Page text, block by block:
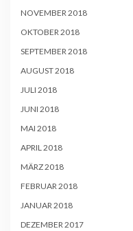
NOVEMBER 2018
OKTOBER 2018
SEPTEMBER 2018
AUGUST 2018
JULI 2018
JUNI 2018
MAI 2018
APRIL 2018
MÄRZ 2018
FEBRUAR 2018
JANUAR 2018
DEZEMBER 2017